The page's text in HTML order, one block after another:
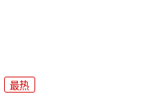
最热